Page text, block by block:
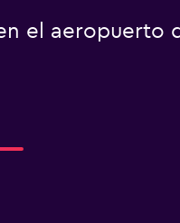
el aeropuerto